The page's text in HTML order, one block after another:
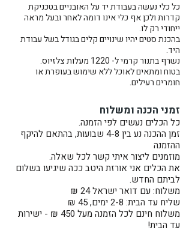
כל כלי נעשה בעבודת יד על האובניים בטכניקת
קדרות ולכן אף כלי אינו דומה לאחר ובעל מראה
ייחודי רק לו.
בהכנת סטים יהיו שינויים קלים בגודל בשל עבודת
היד.
נשרף בתנור קרמי ל- 1220 מעלות צלזיוס.
בטוח ומתאים לאוכל ללא שימוש בעופרת או
חומרים רעילים.
זמני הכנה ומשלוח
כל הכלים נעשים לפי הזמנה.
זמן ההכנה נע בין 4-8 שבועות, בהתאם להיקף
ההזמנה
מוזמנים ליצור איתי קשר לכל שאלה.
את הכלים אני אורזת היטב ככה שיגיעו בשלום
לביתם החדש.
משלוח: עם דואר ישראל 24 ₪
שליח עד הבית: 2-8 ימים, 45 ₪
משלוח חינם לכל הזמנה מעל 450 ₪ - ישירות
עד הבית!